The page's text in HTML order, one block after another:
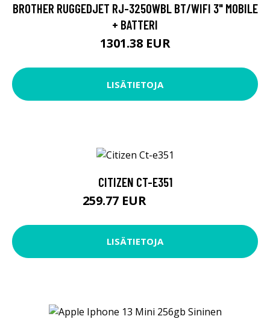
BROTHER RUGGEDJET RJ-3250WBL BT/WIFI 3" MOBILE
+ BATTERI
1301.38 EUR
LISÄTIETOJA
CITIZEN CT-E351
259.77 EUR
LISÄTIETOJA